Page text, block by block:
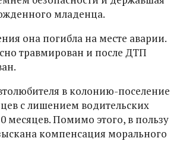
младенца.
она погибла на месте аварии.
травмирован и после ДТП
в колонию-поселение
с лишением водительских
месяцев. Помимо этого, в пользу
компенсация морального